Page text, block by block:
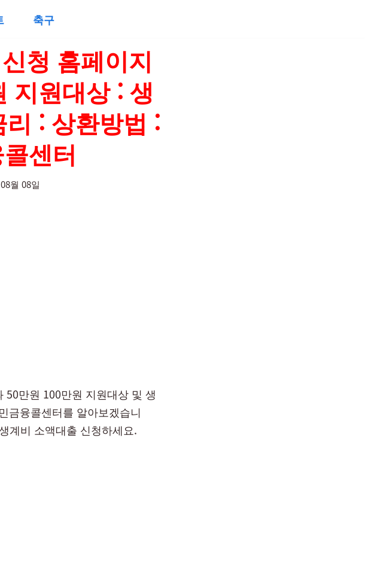
축구
청 홈페이지
지원대상 : 생
: 상환방법 :
센터
월 08일
50만원 100만원 지원대상 및 생
금융콜센터를 알아보겠습니
계비 소액대출 신청하세요.